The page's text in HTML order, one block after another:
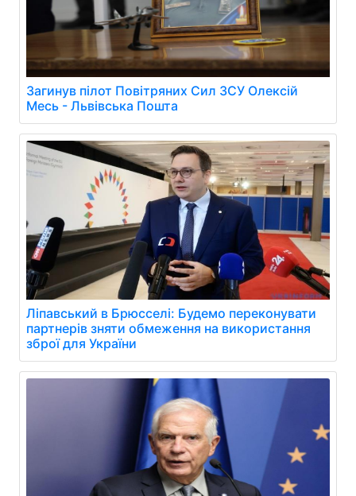
Загинув пілот Повітряних Сил ЗСУ Олексій
Месь - Львівська Пошта
Ліпавський в Брюсселі: Будемо переконувати
партнерів зняти обмеження на використання
зброї для України